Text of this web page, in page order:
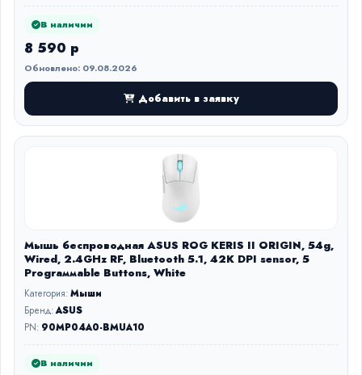
В наличии
8 590 р
Обновлено: 09.08.2026
Добавить в заявку
Мышь беспроводная ASUS ROG KERIS II ORIGIN, 54g,
Wired, 2.4GHz RF, Bluetooth 5.1, 42K DPI sensor, 5
Prograммable Buttons, White
Категория:Мыши
Бренд:ASUS
PN: 90MP04A0-BMUA10
В наличии